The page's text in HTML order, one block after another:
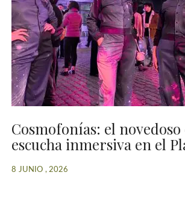
Cosmofonías: el novedoso
escucha inmersiva en el
8 JUNIO , 2026